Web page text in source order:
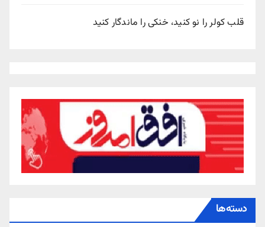
قلب کولر را نو کنید، خنکی را ماندگار کنید
دسته‌ها